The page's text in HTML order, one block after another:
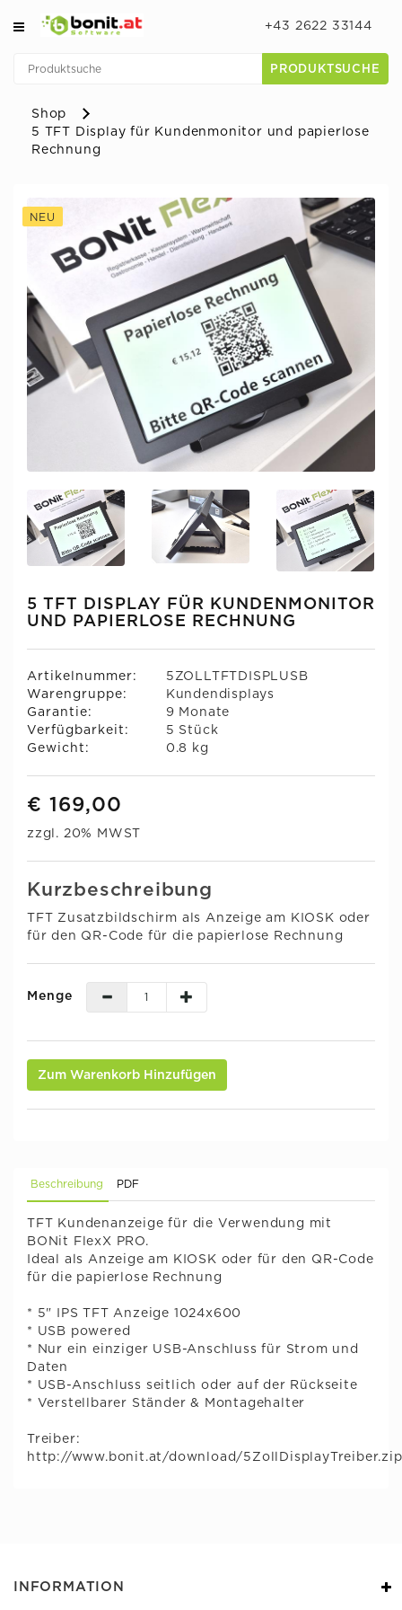
+43 2622 33144
PRODUKTSUCHE
Shop
5 TFT Display für Kundenmonitor und papierlose
Rechnung
NEU
5 TFT DISPLAY FÜR KUNDENMONITOR
UND PAPIERLOSE RECHNUNG
Artikelnummer:
5ZOLLTFTDISPLUSB
Warengruppe:
Kundendisplays
Garantie:
9 Monate
Verfügbarkeit:
5 Stück
Gewicht:
0.8 kg
€ 169,00
zzgl. 20% MWST
Kurzbeschreibung
TFT Zusatzbildschirm als Anzeige am KIOSK oder
für den QR-Code für die papierlose Rechnung
Menge
Zum Warenkorb Hinzufügen
Beschreibung PDF
TFT Kundenanzeige für die Verwendung mit
BONit FlexX PRO.
Ideal als Anzeige am KIOSK oder für den QR-Code
für die papierlose Rechnung
* 5" IPS TFT Anzeige 1024x600
* USB powered
* Nur ein einziger USB-Anschluss für Strom und
Daten
* USB-Anschluss seitlich oder auf der Rückseite
* Verstellbarer Ständer & Montagehalter
Treiber:
http://www.bonit.at/download/5ZollDisplayTreiber.zip
INFORMATION